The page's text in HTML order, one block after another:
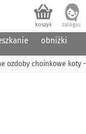
obniżki
ozdoby choinkowe koty